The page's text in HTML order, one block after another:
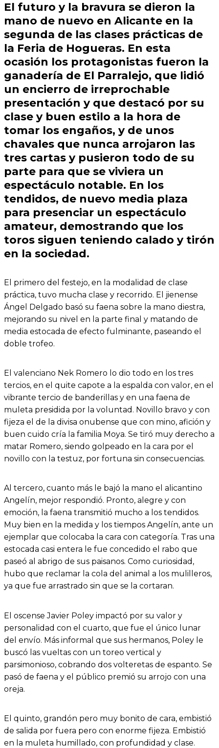
El futuro y la bravura se dieron la
mano de nuevo en Alicante en la
segunda de las clases prácticas de
la Feria de Hogueras. En esta
ocasión los protagonistas fueron la
ganadería de El Parralejo, que lidió
un encierro de irreprochable
presentación y que destacó por su
clase y buen estilo a la hora de
tomar los engaños, y de unos
chavales que nunca arrojaron las
tres cartas y pusieron todo de su
parte para que se viviera un
espectáculo notable. En los
tendidos, de nuevo media plaza
para presenciar un espectáculo
amateur, demostrando que los
toros siguen teniendo calado y tirón
en la sociedad.
El primero del festejo, en la modalidad de clase
práctica, tuvo mucha clase y recorrido. El jienense
Ángel Delgado basó su faena sobre la mano diestra,
mejorando su nivel en la parte final y matando de
media estocada de efecto fulminante, paseando el
doble trofeo.
El valenciano Nek Romero lo dio todo en los tres
tercios, en el quite capote a la espalda con valor, en el
vibrante tercio de banderillas y en una faena de
muleta presidida por la voluntad. Novillo bravo y con
fijeza el de la divisa onubense que con mino, afición y
buen cuido cría la familia Moya. Se tiró muy derecho a
matar Romero, siendo golpeado en la cara por el
novillo con la testuz, por fortuna sin consecuencias.
Al tercero, cuanto más le bajó la mano el alicantino
Angelín, mejor respondió. Pronto, alegre y con
emoción, la faena transmitió mucho a los tendidos.
Muy bien en la medida y los tiempos Angelín, ante un
ejemplar que colocaba la cara con categoría. Tras una
estocada casi entera le fue concedido el rabo que
paseó al abrigo de sus paisanos. Como curiosidad,
hubo que reclamar la cola del animal a los mulilleros,
ya que fue arrastrado sin que se la cortaran.
El oscense Javier Poley impactó por su valor y
personalidad con el cuarto, que fue el único lunar
del envío. Más informal que sus hermanos, Poley le
buscó las vueltas con un toreo vertical y
parsimonioso, cobrando dos volteretas de espanto. Se
pasó de faena y el público premió su arrojo con una
oreja.
El quinto, grandón pero muy bonito de cara, embistió
de salida por fuera pero con enorme fijeza. Embistió
en la muleta humillado, con profundidad y clase.